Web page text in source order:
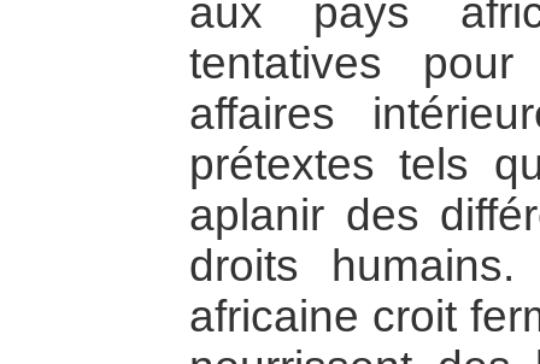
aux pays
tentatives
affaires
prétextes tels
aplanir des
droits
africaine croit